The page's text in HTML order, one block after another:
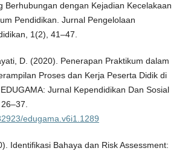
Berhubungan dengan Kejadian Kecelakaan
Pendidikan. Jurnal Pengelolaan
1(2), 41–47.
D. (2020). Penerapan Praktikum dalam
Proses dan Kerja Peserta Didik di
Jurnal Kependidikan Dan Sosial
edugama.v6i1.1289
Identifikasi Bahaya dan Risk Assessment: